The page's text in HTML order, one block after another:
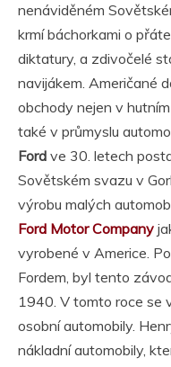
nenáviděném
krmí báchorkami o
diktatury, a zdivočelé
navijákem. Američané
obchody nejen v
také v průmyslu
Ford ve 30. letech
Sovětském svazu v
výrobu malých
Ford Motor Company
vyrobené v Americe.
Fordem, byl tento
1940. V tomto roce se
osobní automobily.
nákladní automobily,